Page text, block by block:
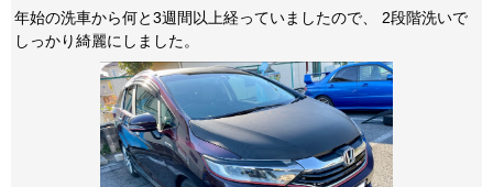
年始の洗車から何と3週間以上経っていましたので、 2段階洗いで
しっかり綺麗にしました。